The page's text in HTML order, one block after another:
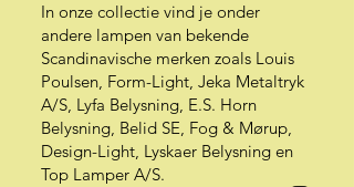
In onze collectie vind je onder
andere lampen van bekende
Scandinavische merken zoals Louis
Poulsen, Form-Light, Jeka Metaltryk
A/S, Lyfa Belysning, E.S. Horn
Belysning, Belid SE, Fog & Mørup,
Design-Light, Lyskaer Belysning en
Top Lamper A/S.